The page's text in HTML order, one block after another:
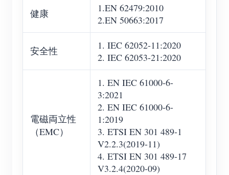
健康
1.EN 62479:2010
2.EN 50663:2017
安全性
1. IEC 62052-11:2020
2. IEC 62053-21:2020
電磁両立性
（EMC）
1. EN IEC 61000-6-
3:2021
2. EN IEC 61000-6-
1:2019
3. ETSI EN 301 489-1
V2.2.3(2019-11)
4. ETSI EN 301 489-17
V3.2.4(2020-09)